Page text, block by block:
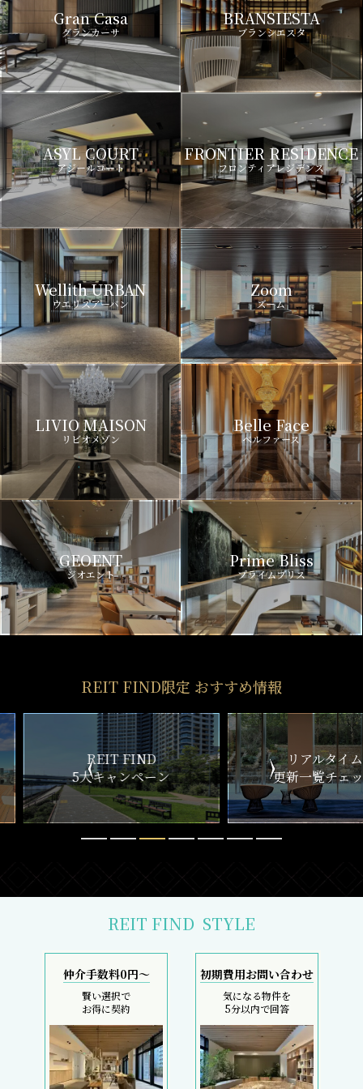
Gran Casa
グランカーサ
BRANSIESTA
ブランシエスタ
ASYL COURT
アジールコート
FRONTIER RESIDENCE
フロンティアレジデンス
Wellith URBAN
ウエリスアーバン
Zoom
ズーム
LIVIO MAISON
リビオメゾン
Belle Face
ベルファース
GEOENT
ジオエント
Prime Bliss
プライムブリス
REIT FIND限定 おすすめ情報
ン
リアルタイム
更新一覧チェック
新
REIT FIND STYLE
仲介手数料0円～
賢い選択で
お得に契約
初期費用お問い合わせ
気になる物件を
5分以内で回答